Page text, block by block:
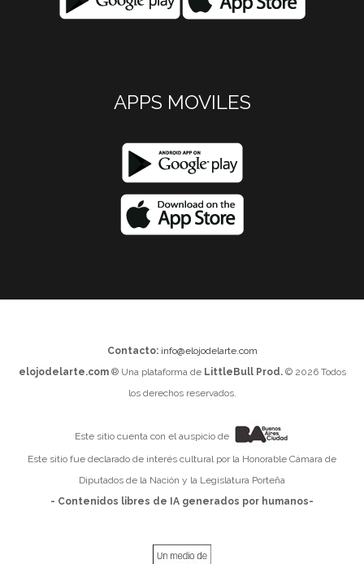
APPS MOVILES
Contacto: info@elojodelarte.com
elojodelarte.com® Una plataforma de LittleBull Prod.© 2026 Todos
los derechos reservados.
Este sitio cuenta con el auspicio de
Este sitio fue declarado de interés cultural por la Honorable Cámara de
Diputados de la Nación y la Legislatura Porteña
- Contenidos libres de IA generados por humanos-